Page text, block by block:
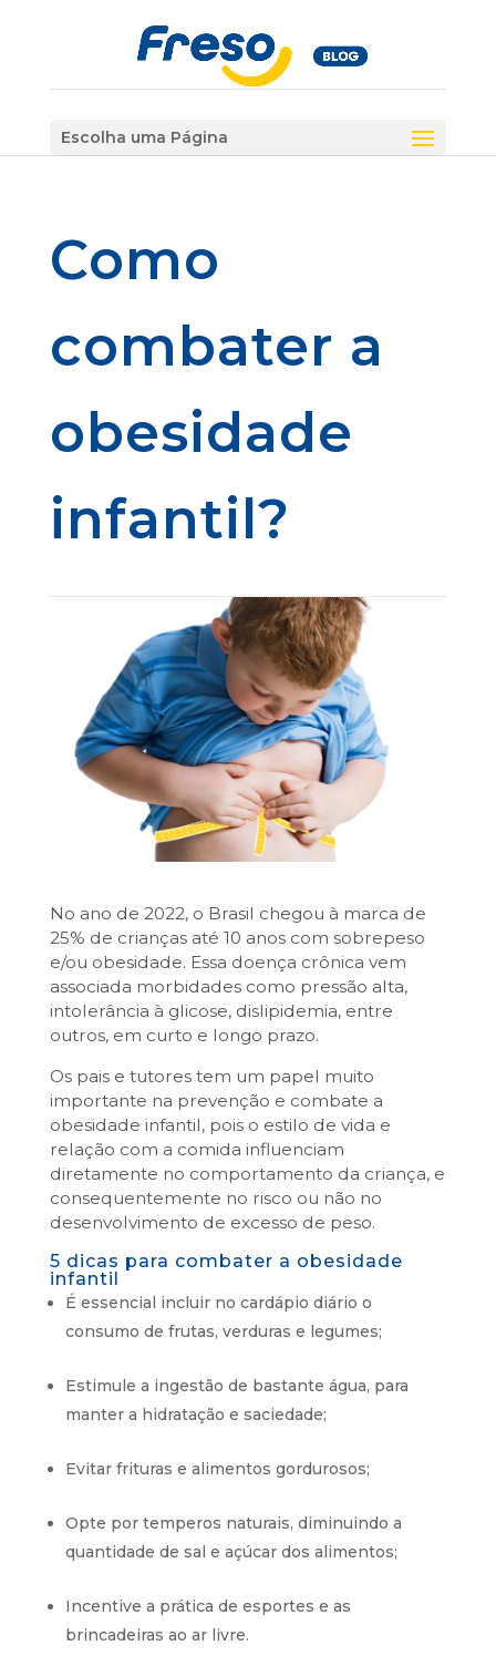
Escolha uma Página
Como
combater a
obesidade
infantil?
No ano de 2022, o Brasil chegou à marca de
25% de crianças até 10 anos com sobrepeso
e/ou obesidade. Essa doença crônica vem
associada morbidades como pressão alta,
intolerância à glicose, dislipidemia, entre
outros, em curto e longo prazo.
Os pais e tutores tem um papel muito
importante na prevenção e combate a
obesidade infantil, pois o estilo de vida e
relação com a comida influenciam
diretamente no comportamento da criança, e
consequentemente no risco ou não no
desenvolvimento de excesso de peso.
5 dicas para combater a obesidade
infantil
É essencial incluir no cardápio diário o
consumo de frutas, verduras e legumes;
Estimule a ingestão de bastante água, para
manter a hidratação e saciedade;
Evitar frituras e alimentos gordurosos;
Opte por temperos naturais, diminuindo a
quantidade de sal e açúcar dos alimentos;
Incentive a prática de esportes e as
brincadeiras ao ar livre.